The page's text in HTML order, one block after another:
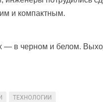
и компактным.
— в черном и белом.
ТЕХНОЛОГИИ